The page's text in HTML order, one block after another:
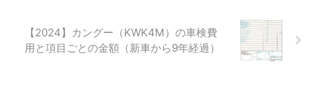
【2024】カングー（KWK4M）の車検費
用と項目ごとの金額（新車から9年経過）